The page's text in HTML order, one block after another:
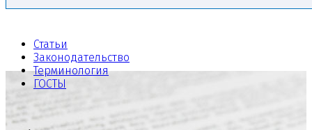
Статьи
Законодательство
Терминология
ГОСТЫ